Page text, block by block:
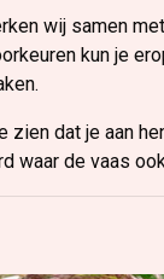
wij samen
kun je
dat je aan
waar de vaas